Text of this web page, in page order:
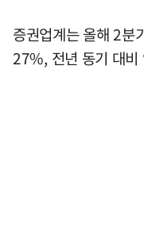
증권업계는 올해 2분
27%, 전년 동기 대비